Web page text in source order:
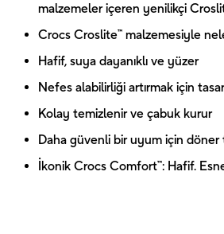
malzemeler içeren yenilikçi
Crocs Croslite™ malzemesiyle
Hafif, suya dayanıklı ve yüzer
Nefes alabilirliği artırmak için
Kolay temizlenir ve çabuk kurur
Daha güvenli bir uyum için döner
İkonik Crocs Comfort™: Hafif.